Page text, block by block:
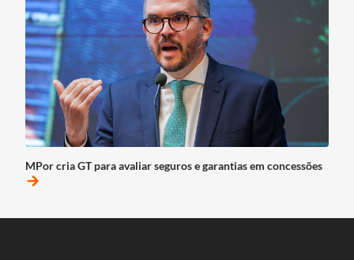
MPor cria GT para avaliar seguros e garantias em concessões
arrow_forward